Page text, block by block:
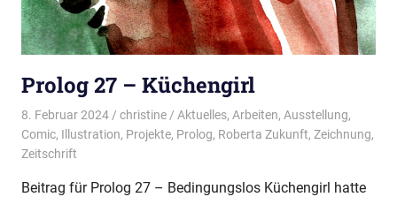
Prolog 27 – Küchengirl
8. Februar 2024 christine Aktuelles, Arbeiten, Ausstellung,
Comic, Illustration, Projekte, Prolog, Roberta Zukunft, Zeichnung,
Zeitschrift
Beitrag für Prolog 27 – Bedingungslos Küchengirl hatte